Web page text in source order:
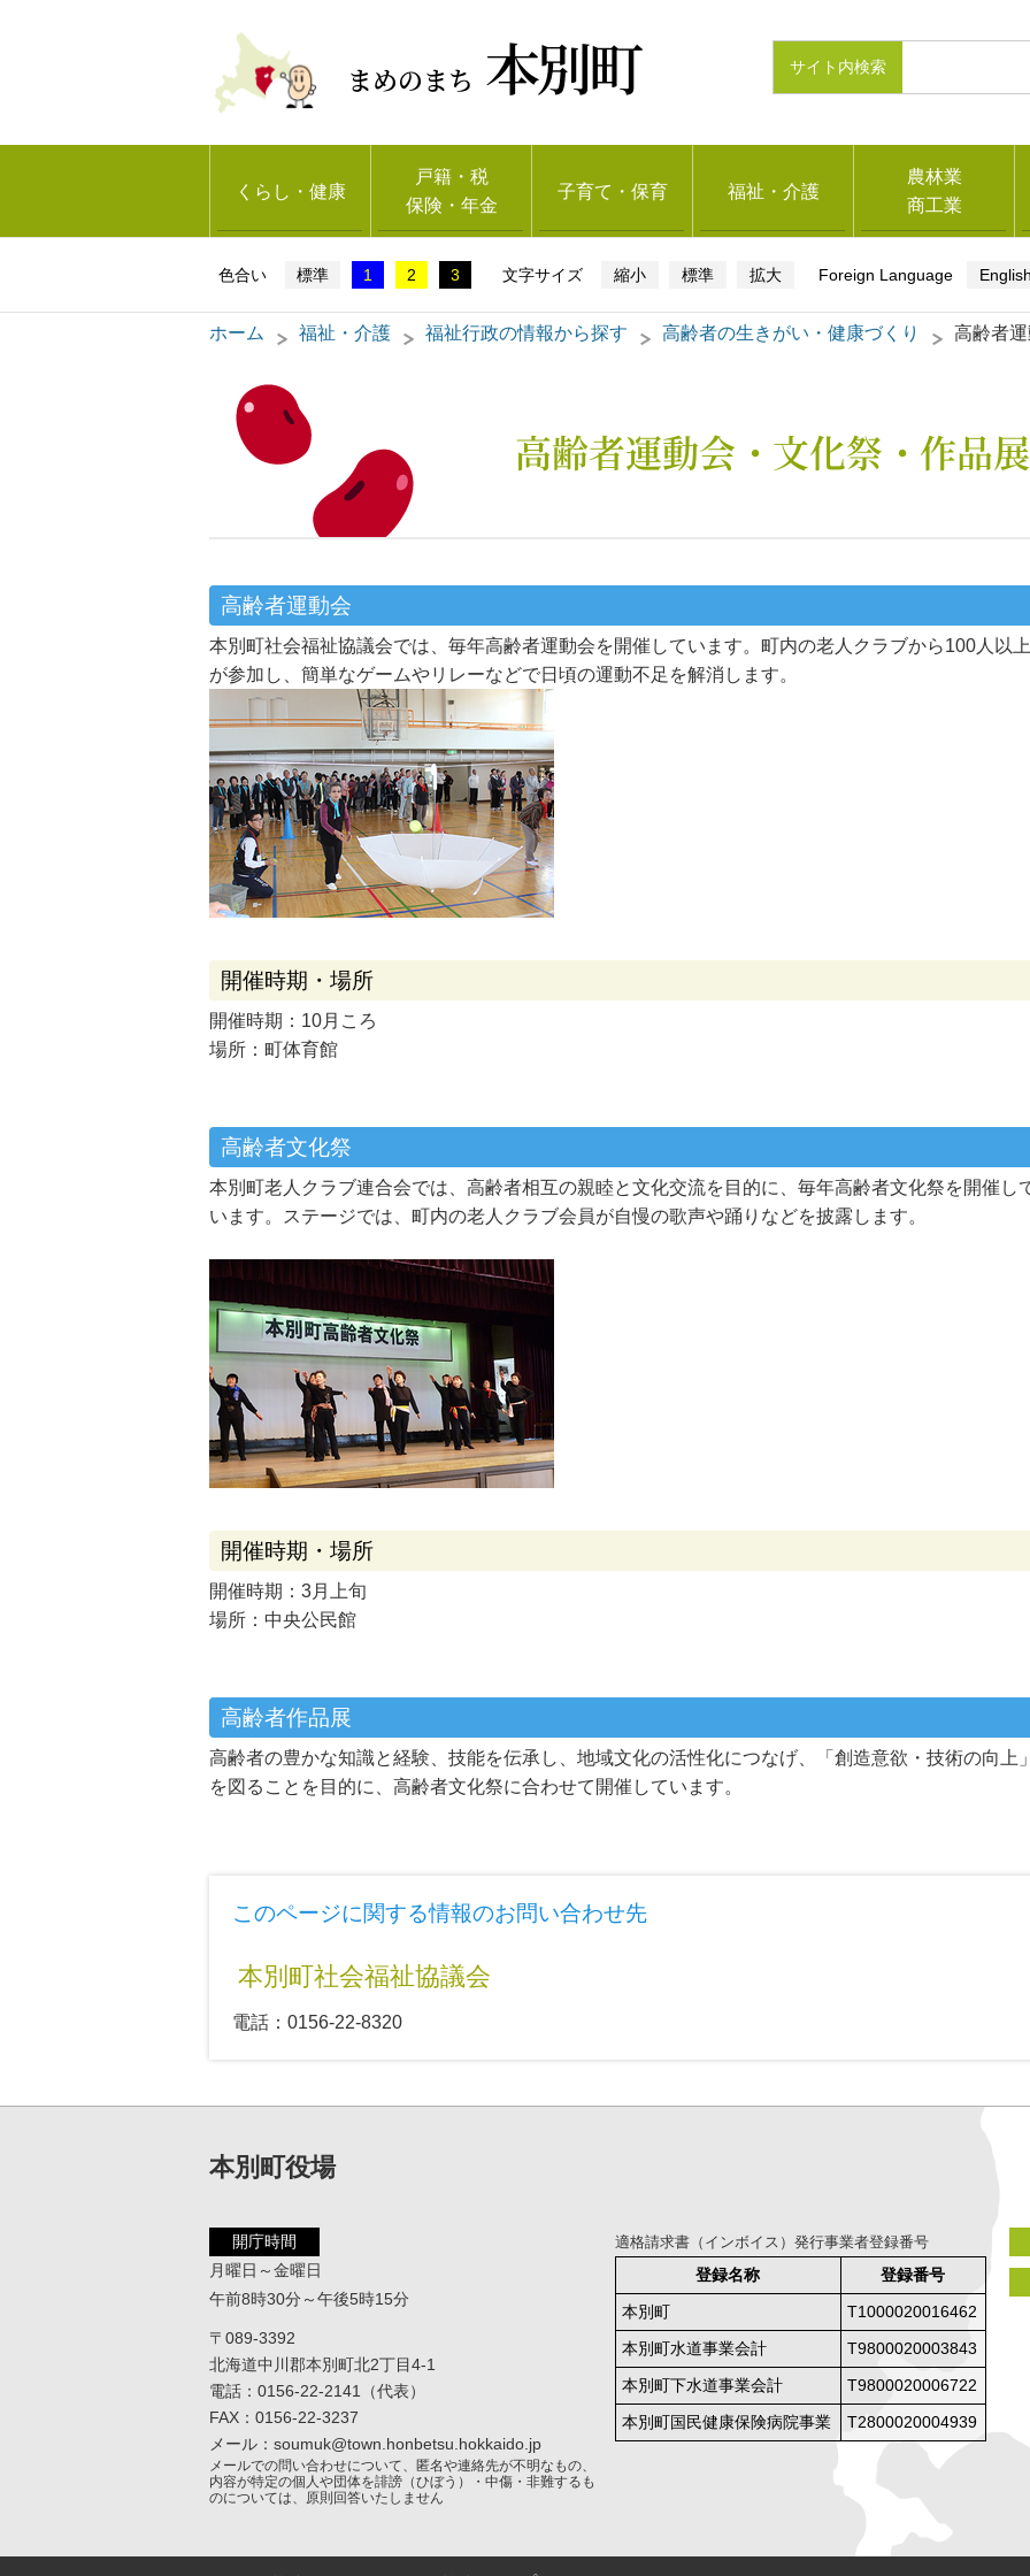
まめのまち 本別町
くらし・健康
戸籍・税
保険・年金
子育て・保育 福祉・介護
農林業
商工業
標準 1 2 3 縮小 標準 拡大
ホーム 福祉・介護 福祉行政の情報から探す 高齢者の生きがい・健康づくり 高齢者
高齢者運動会・文化祭・作品展
高齢者運動会
本別町社会福祉協議会では、毎年高齢者運動会を開催しています。町内の老人クラブから100人以上
が参加し、簡単なゲームやリレーなどで日頃の運動不足を解消します。
開催時期・場所
開催時期：10月ころ
場所：町体育館
高齢者文化祭
本別町老人クラブ連合会では、高齢者相互の親睦と文化交流を目的に、毎年高齢者文化祭を開催し
います。ステージでは、町内の老人クラブ会員が自慢の歌声や踊りなどを披露します。
開催時期・場所
開催時期：3月上旬
場所：中央公民館
高齢者作品展
高齢者の豊かな知識と経験、技能を伝承し、地域文化の活性化につなげ、「創造意欲・技術の向上
を図ることを目的に、高齢者文化祭に合わせて開催しています。
このページに関する情報のお問い合わせ先
本別町社会福祉協議会
電話：0156-22-8320
本別町役場
開庁時間
月曜日～金曜日
午前8時30分～午後5時15分
〒089-3392
北海道中川郡本別町北2丁目4-1
電話：0156-22-2141（代表）
FAX：0156-22-3237
メール：soumuk@town.honbetsu.hokkaido.jp
メールでの問い合わせについて、匿名や連絡先が不明なもの、
内容が特定の個人や団体を誹謗（ひぼう）・中傷・非難するも
のについては、原則回答いたしません
適格請求書（インボイス）発行事業者登録番号
登録名称
登録番号
本別町
T1000020016462
本別町水道事業会計
T9800020003843
本別町下水道事業会計
T9800020006722
本別町国民健康保険病院事業
T2800020004939